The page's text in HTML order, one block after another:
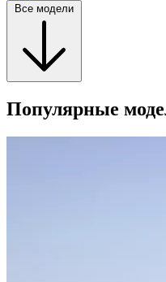
Все модели
Популярные